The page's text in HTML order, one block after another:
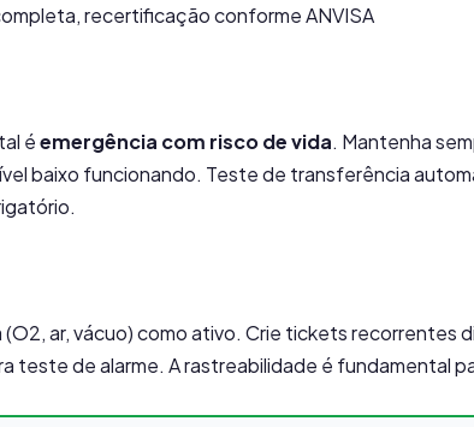
recertificação conforme ANVISA
éemergência com risco de vida. Mantenha
baixo funcionando. Teste de transferência
ar, vácuo) como ativo. Crie tickets recorrentes
teste de alarme. A rastreabilidade é fundamental